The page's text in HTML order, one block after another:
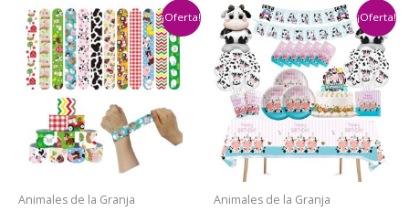
¡Oferta!
Animales de la Granja
¡Oferta!
Animales de la Granja